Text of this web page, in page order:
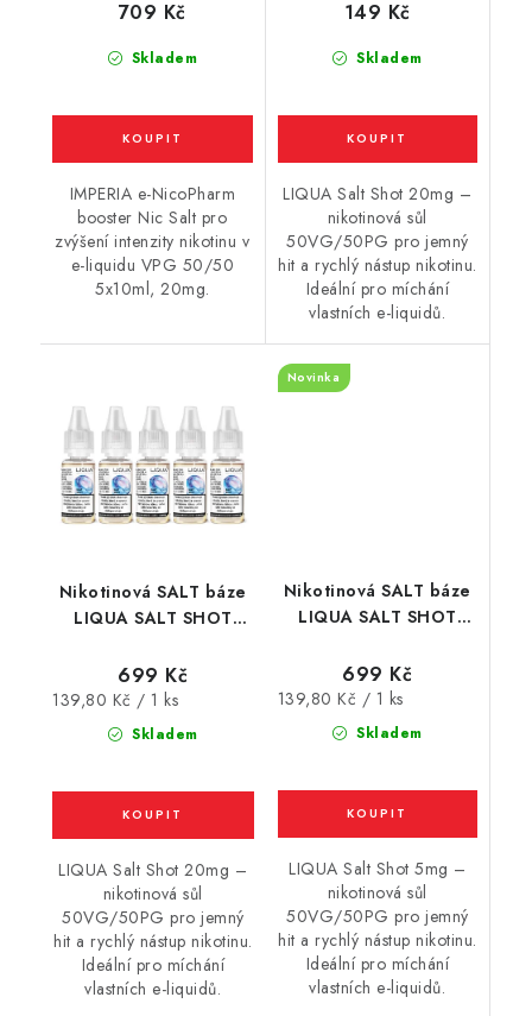
Skladem
709 Kč
IMPERIA e-NicoPharm
booster Nic Salt pro
zvýšení intenzity nikotinu v
e-liquidu VPG 50/50
5x10ml, 20mg.
Skladem
149 Kč
LIQUA Salt Shot 20mg –
nikotinová sůl
50VG/50PG pro jemný
hit a rychlý nástup nikotinu.
Ideální pro míchání
vlastních e-liquidů.
Nikotinová SALT báze
LIQUA SALT SHOT
/ 20mg
Skladem
699 Kč
Měrná
139,80 Kč / 1 ks
LIQUA Salt Shot 20mg –
nikotinová sůl
50VG/50PG pro jemný
hit a rychlý nástup nikotinu.
Ideální pro míchání
vlastních e-liquidů.
Nikotinová SALT báze
LIQUA SALT SHOT
/ 5mg
Novinka
Skladem
699 Kč
Měrná
139,80 Kč / 1 ks
LIQUA Salt Shot 5mg –
nikotinová sůl
50VG/50PG pro jemný
hit a rychlý nástup nikotinu.
Ideální pro míchání
vlastních e-liquidů.